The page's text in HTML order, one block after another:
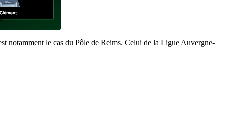
notamment le cas du Pôle de Reims. Celui de la Ligue Auvergne-